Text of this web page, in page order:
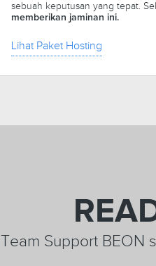
sebuah keputusan yang tepat.
memberikan jaminan ini.
Lihat Paket Hosting
Team Support BEON